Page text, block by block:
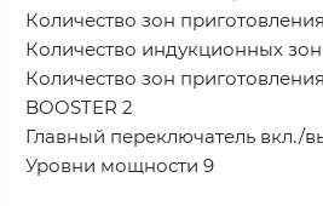
Количество зон
Количество индукционных
Количество зон
BOOSTER 2
Главный переключатель вкл./
Уровни мощности 9